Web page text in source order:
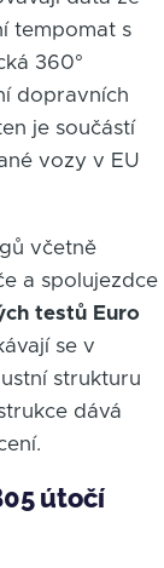
tempomat s
360°
dopravních
je součástí
vozy v EU
včetně
a spolujezdce
testů Euro
se v
strukturu
dává
útočí